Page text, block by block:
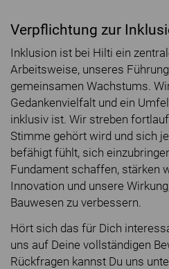
Verpflichtung zur
Inklusion ist bei Hilti ein
Arbeitsweise, unseres
gemeinsamen Wachstums.
Gedankenvielfalt und ein
inklusiv ist. Wir streben
Stimme gehört wird und sich
befähigt fühlt, sich
Fundament schaffen, stärken
Innovation und unsere
Bauwesen zu verbessern.
Hört sich das für Dich
uns auf Deine vollständigen
Rückfragen kannst Du uns